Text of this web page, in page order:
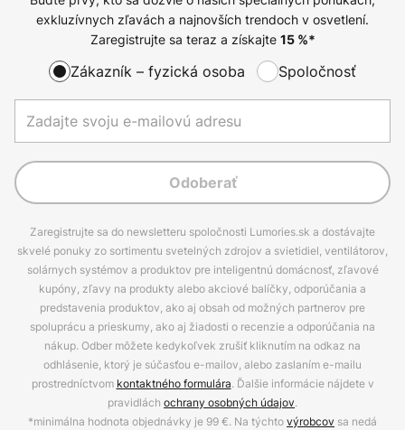
exkluzívnych zľavách a najnovších trendoch v osvetlení.
Zaregistrujte sa teraz a získajte 15%*
Zákazník – fyzická osoba Spoločnosť
Odoberať
Zaregistrujte sa do newsletteru spoločnosti Lumories.sk a dostávajte
skvelé ponuky zo sortimentu svetelných zdrojov a svietidiel, ventilátorov,
solárnych systémov a produktov pre inteligentnú domácnosť, zľavové
kupóny, zľavy na produkty alebo akciové balíčky, odporúčania a
predstavenia produktov, ako aj obsah od možných partnerov pre
spoluprácu a prieskumy, ako aj žiadosti o recenzie a odporúčania na
nákup. Odber môžete kedykoľvek zrušiť kliknutím na odkaz na
odhlásenie, ktorý je súčasťou e-mailov, alebo zaslaním e-mailu
prostredníctvom kontaktného formulára. Ďalšie informácie nájdete v
pravidlách ochrany osobných údajov.
*minimálna hodnota objednávky je 99 €. Na týchtovýrobcov sa nedá